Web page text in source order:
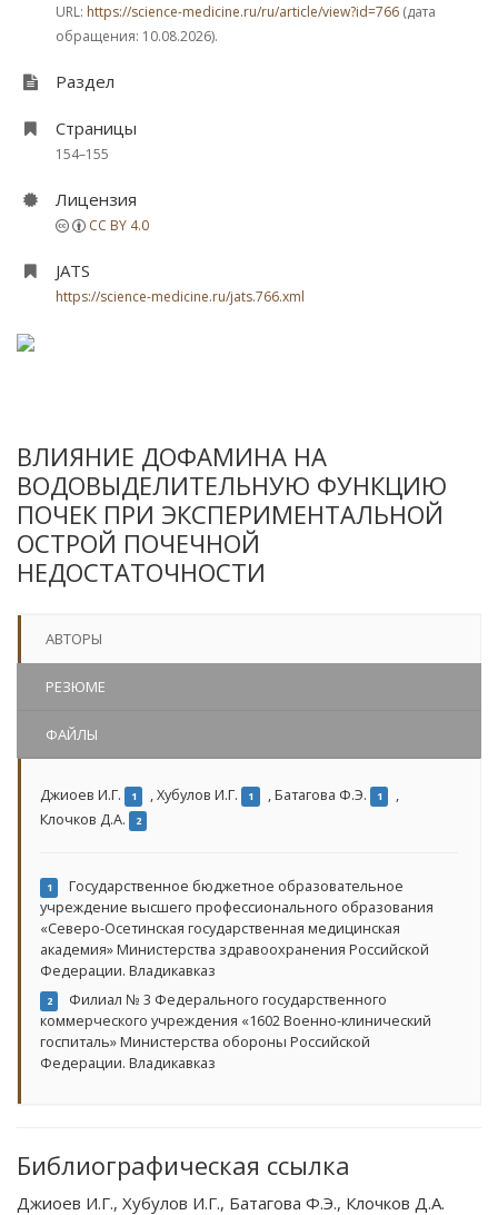
URL: https://science-medicine.ru/ru/article/view?id=766 (дата
обращения: 10.08.2026).
Раздел
Страницы
154–155
Лицензия
CC BY 4.0
JATS
https://science-medicine.ru/jats.766.xml
ВЛИЯНИЕ ДОФАМИНА НА
ВОДОВЫДЕЛИТЕЛЬНУЮ ФУНКЦИЮ
ПОЧЕК ПРИ ЭКСПЕРИМЕНТАЛЬНОЙ
ОСТРОЙ ПОЧЕЧНОЙ
НЕДОСТАТОЧНОСТИ
АВТОРЫ
РЕЗЮМЕ
ФАЙЛЫ
Джиоев И.Г. 1 ,Хубулов И.Г. 1 ,Батагова Ф.Э. 1
,
Клочков Д.А.
2
1
Государственное бюджетное образовательное
учреждение высшего профессионального образования
«Северо-Осетинская государственная медицинская
академия» Министерства здравоохранения Российской
Федерации. Владикавказ
2
Филиал № 3 Федерального государственного
коммерческого учреждения «1602 Военно-клинический
госпиталь» Министерства обороны Российской
Федерации. Владикавказ
Библиографическая ссылка
Джиоев И.Г., Хубулов И.Г., Батагова Ф.Э., Клочков Д.А.